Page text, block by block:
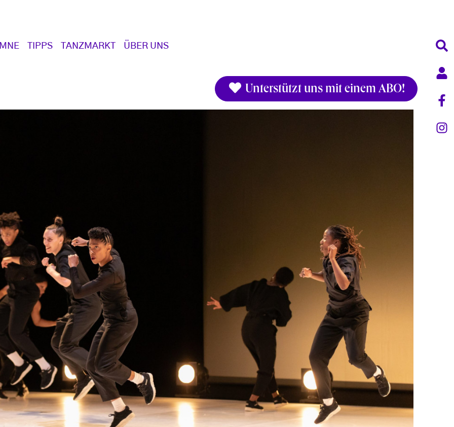
TIPPS TANZMARKT ÜBER UNS
Unterstützt uns mit einem ABO!